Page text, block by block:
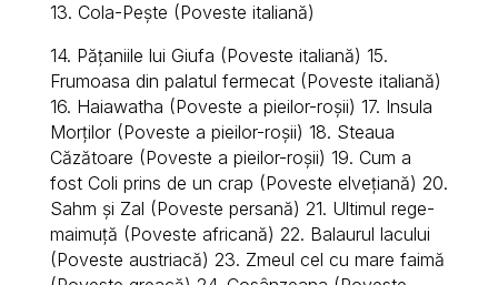
13. Cola-Peşte (Poveste italiană)
14. Păţaniile lui Giufa (Poveste italiană) 15.
Frumoasa din palatul fermecat (Poveste italiană)
16. Haiawatha (Poveste a pieilor-roşii) 17. Insula
Morţilor (Poveste a pieilor-roşii) 18. Steaua
Căzătoare (Poveste a pieilor-roşii) 19. Cum a
fost Coli prins de un crap (Poveste elvețiană) 20.
Sahm şi Zal (Poveste persană) 21. Ultimul rege-
maimuţă (Poveste africană) 22. Balaurul lacului
(Poveste austriacă) 23. Zmeul cel cu mare faimă